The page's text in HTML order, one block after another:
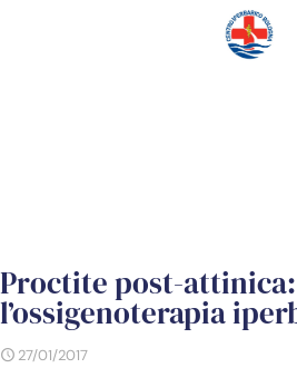
Proctite post-
l’ossigenoterapia
27/01/2017